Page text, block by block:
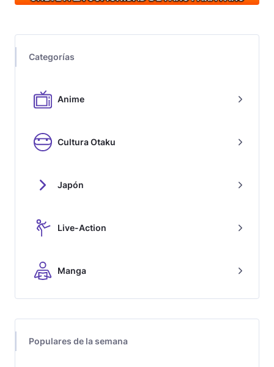
Categorías
Anime
Cultura Otaku
Japón
Live-Action
Manga
Populares de la semana